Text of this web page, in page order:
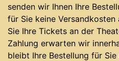
senden wir Ihnen Ihre
für Sie keine
Sie Ihre Tickets an der
Zahlung erwarten wir
bleibt Ihre Bestellung für